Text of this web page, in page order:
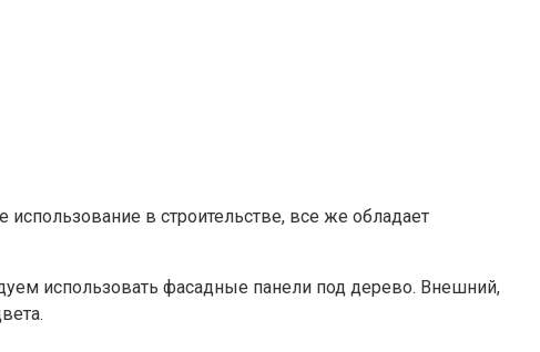
в строительстве, все же обладает
использовать фасадные панели под дерево. Внешний,